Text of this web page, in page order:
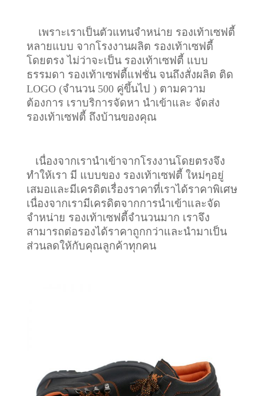
เพราะเราเป็นตัวแทนจำหน่าย รองเท้าเซฟตี้
หลายแบบ จากโรงงานผลิต รองเท้าเซฟตี้
โดยตรง ไม่ว่าจะเป็น รองเท้าเซฟตี้ แบบ
ธรรมดา รองเท้าเซฟตี้แฟชั่น จนถึงสั่งผลิต ติด
LOGO (จำนวน 500 คู่ขึ้นไป ) ตามความ
ต้องการ เราบริการจัดหา นำเข้าและ จัดส่ง
รองเท้าเซฟตี้ ถึงบ้านของคุณ
เนื่องจากเรานำเข้าจากโรงงานโดยตรงจึง
ทำให้เรา มี แบบของ รองเท้าเซฟตี้ ใหม่ๆอยู่
เสมอและมีเครดิตเรื่องราคาที่เราได้ราคาพิเศษ
เนื่องจากเรามีเครดิตจากการนำเข้าและจัด
จำหน่าย รองเท้าเซฟตี้จำนวนมาก เราจึง
สามารถต่อรองได้ราคาถูกกว่าและนำมาเป็น
ส่วนลดให้กับคุณลูกค้าทุกคน